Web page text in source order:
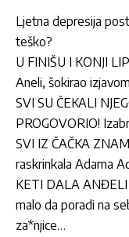
Ljetna depresija
teško?
U FINIŠU I KONJI
Aneli, šokirao
SVI SU ČEKALI
PROGOVORIO!
SVI IZ ČAČKA
raskrinkala Adama
KETI DALA ANĐELI
malo da poradi na
za*njice…